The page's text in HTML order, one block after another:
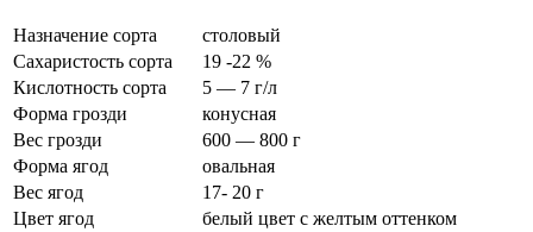
Назначение сорта
столовый
Сахаристость сорта
19 -22 %
Кислотность сорта
5 — 7 г/л
Форма грозди
конусная
Вес грозди
600 — 800 г
Форма ягод
овальная
Вес ягод
17- 20 г
Цвет ягод
белый цвет с желтым оттенком